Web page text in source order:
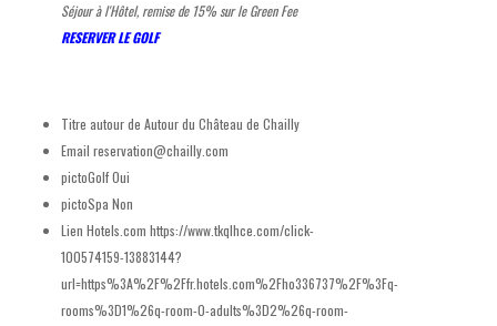
Séjour à l'Hôtel, remise de 15% sur le Green Fee
RESERVER LE GOLF
Titre autour de Autour du Château de Chailly
Email reservation@chailly.com
pictoGolfOui
pictoSpa Non
Lien Hotels.com https://www.tkqlhce.com/click-
100574159-13883144?
url=https%3A%2F%2Ffr.hotels.com%2Fho336737%2F%3Fq-
rooms%3D1%26q-room-0-adults%3D2%26q-room-